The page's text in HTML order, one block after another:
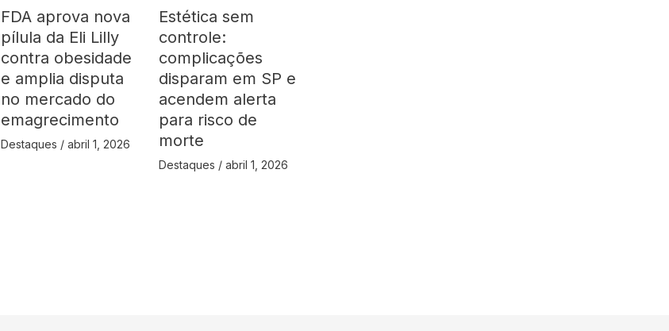
FDA aprova nova
pílula da Eli Lilly
contra obesidade
e amplia disputa
no mercado do
emagrecimento
Destaques /abril 1, 2026
Estética sem
controle:
complicações
disparam em SP e
acendem alerta
para risco de
morte
Destaques /abril 1, 2026